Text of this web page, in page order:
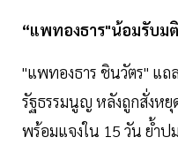
“แพทองธาร"น้อมรับม
"แพทองธาร ชินวัตร" แถ
รัฐธรรมนูญ หลังถูกสั่งห
พร้อมแจงใน 15 วัน ย้ำป